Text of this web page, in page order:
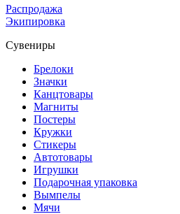
Распродажа
Экипировка
Сувениры
Брелоки
Значки
Канцтовары
Магниты
Постеры
Кружки
Стикеры
Автотовары
Игрушки
Подарочная упаковка
Вымпелы
Мячи